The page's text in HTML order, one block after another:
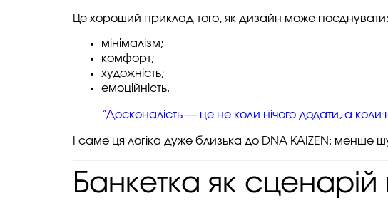
Це хороший приклад того, як дизайн може поєднувати:
мінімалізм;
комфорт;
художність;
емоційність.
“Досконалість — це не коли нічого додати, а коли
І саме ця логіка дуже близька до DNA KAIZEN: менше
Банкетка як